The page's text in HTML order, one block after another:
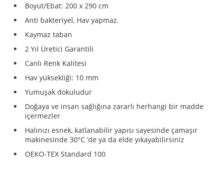
Boyut/Ebat: 200 x 290 cm
Anti bakteriyel, Hav yapmaz.
Kaymaz taban
2 Yıl Üretici Garantili
Canlı Renk Kalitesi
Hav yüksekliği: 10 mm
Yumuşak dokuludur
Doğaya ve insan sağlığına zararlı herhangi bir madde
içermezler
Halınızı esnek, katlanabilir yapısı sayesinde çamaşır
makinesinde 30°C ‘de ya da elde yıkayabilirsiniz
OEKO-TEX Standard 100